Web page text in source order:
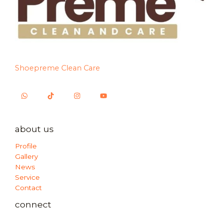
Shoepreme Clean Care
about us
Profile
Gallery
News
Service
Contact
connect